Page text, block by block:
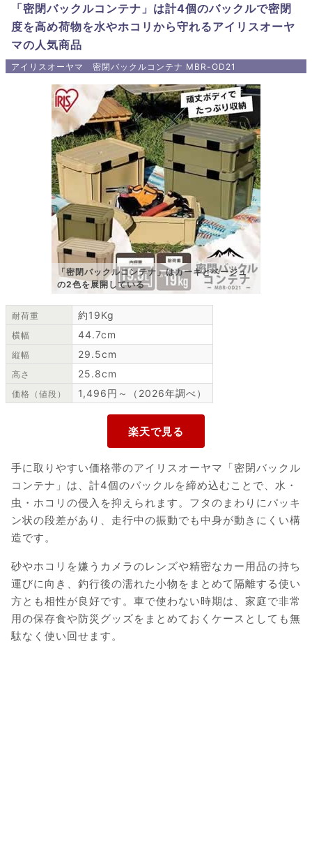
「密閉バックルコンテナ」は計4個のバックルで密閉
度を高め荷物を水やホコリから守れるアイリスオーヤ
マの人気商品
アイリスオーヤマ 密閉バックルコンテナ MBR-OD21
「密閉バックルコンテナ」はカーキとベージュ
の2色を展開している
耐荷重 約19Kg
横幅 44.7cm
縦幅 29.5cm
高さ 25.8cm
価格（値段） 1,496円～（2026年調べ）
手に取りやすい価格帯のアイリスオーヤマ「密閉バックル
コンテナ」は、計4個のバックルを締め込むことで、水・
虫・ホコリの侵入を抑えられます。フタのまわりにパッキ
ン状の段差があり、走行中の振動でも中身が動きにくい構
造です。
砂やホコリを嫌うカメラのレンズや精密なカー用品の持ち
運びに向き、釣行後の濡れた小物をまとめて隔離する使い
方とも相性が良好です。車で使わない時期は、家庭で非常
用の保存食や防災グッズをまとめておくケースとしても無
駄なく使い回せます。